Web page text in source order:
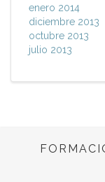
enero 2014
diciembre 2013
octubre 2013
julio 2013